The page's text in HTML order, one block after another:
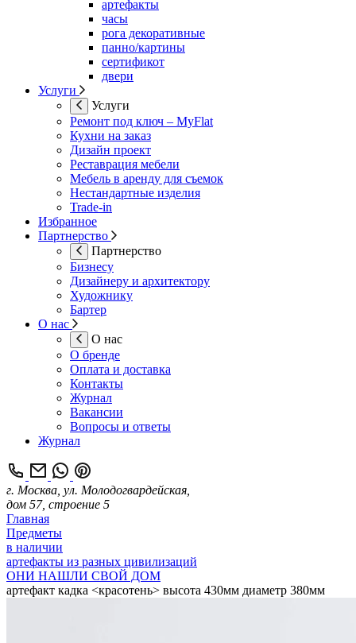
артефакты
часы
рога декоративные
панно/картины
сертификот
двери
Услуги
Услуги
Ремонт под ключ – MyFlat
Кухни на заказ
Дизайн проект
Реставрация мебели
Мебель в аренду для съемок
Нестандартные изделия
Trade-in
Избранное
Партнерство
Партнерство
Бизнесу
Дизайнеру и архитектору
Художнику
Бартер
О нас
О нас
О бренде
Оплата и доставка
Контакты
Журнал
Вакансии
Вопросы и ответы
Журнал
г. Москва, ул. Молодогвардейская,
дом 57, строение 5
Главная
Предметы
в наличии
артефакты из разных цивилизаций
ОНИ НАШЛИ СВОЙ ДОМ
артефакт кадка <красотень> высота 430мм диаметр 380мм